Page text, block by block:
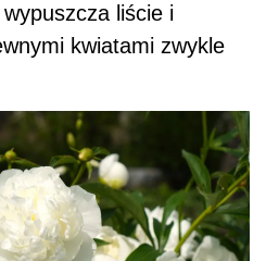
liście i
kwiatami zwykle